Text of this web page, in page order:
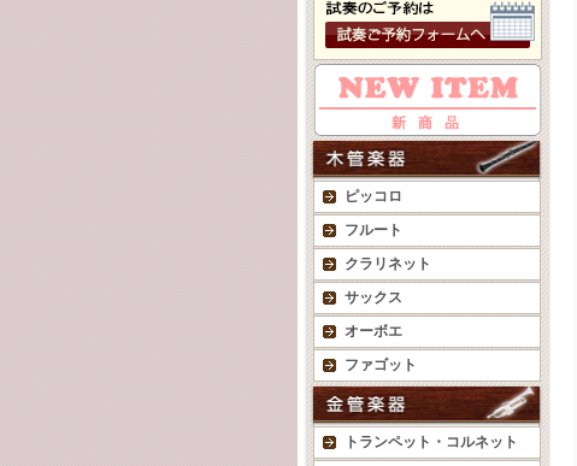
ピッコロ
フルート
クラリネット
サックス
オーボエ
ファゴット
トランペット・コルネット